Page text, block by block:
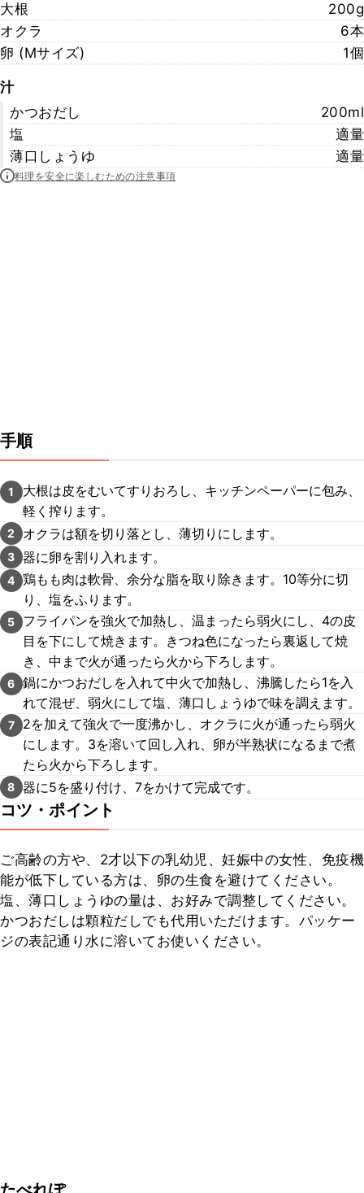
大根
200g
オクラ
6本
卵 (Mサイズ)
1個
汁
かつおだし
200ml
塩
適量
薄口しょうゆ
適量
料理を安全に楽しむための注意事項
手順
1
大根は皮をむいてすりおろし、キッチンペーパーに包み、
軽く搾ります。
2 オクラは額を切り落とし、薄切りにします。
3 器に卵を割り入れます。
4 鶏もも肉は軟骨、余分な脂を取り除きます。10等分に切
り、塩をふります。
5
フライパンを強火で加熱し、温まったら弱火にし、4の皮
目を下にして焼きます。きつね色になったら裏返して焼
き、中まで火が通ったら火から下ろします。
6 鍋にかつおだしを入れて中火で加熱し、沸騰したら1を入
れて混ぜ、弱火にして塩、薄口しょうゆで味を調えます。
7
2を加えて強火で一度沸かし、オクラに火が通ったら弱火
にします。3を溶いて回し入れ、卵が半熟状になるまで煮
たら火から下ろします。
8 器に5を盛り付け、7をかけて完成です。
コツ・ポイント
ご高齢の方や、2才以下の乳幼児、妊娠中の女性、免疫機
能が低下している方は、卵の生食を避けてください。
塩、薄口しょうゆの量は、お好みで調整してください。
かつおだしは顆粒だしでも代用いただけます。パッケー
ジの表記通り水に溶いてお使いください。